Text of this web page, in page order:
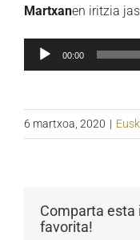
Martxanen iritzia
Soinu
erreproduzigailua
00:00
6 martxoa, 2020 |
Comparta esta
favorita!